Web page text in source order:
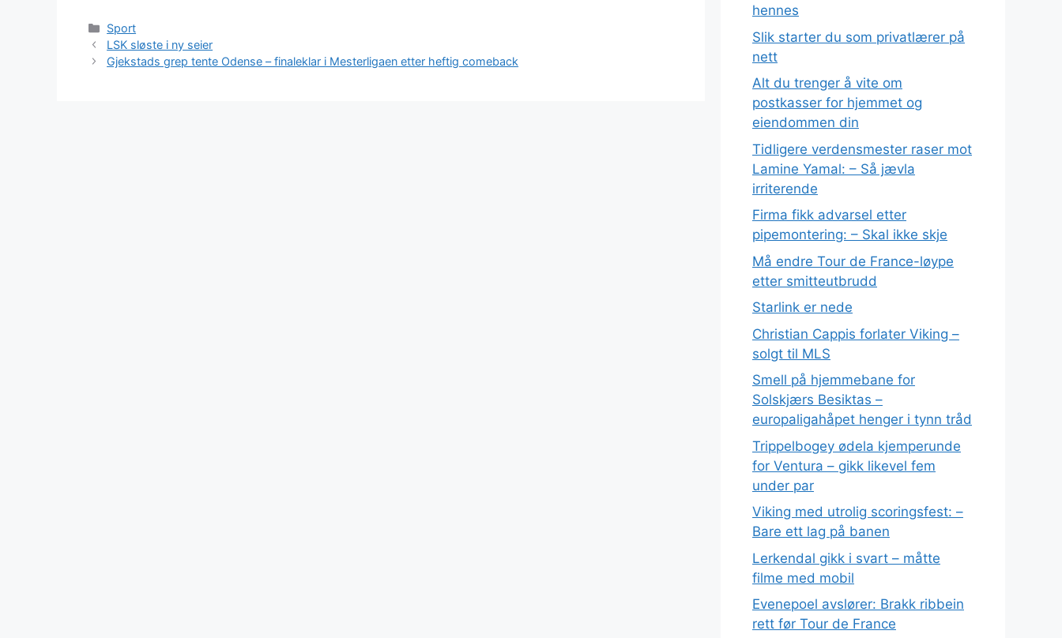
Kategorier
Sport
LSK sløste i ny seier
Gjekstads grep tente Odense – finaleklar i Mesterligaen etter heftig comeback
hennes
Slik starter du som privatlærer på
nett
Alt du trenger å vite om
postkasser for hjemmet og
eiendommen din
Tidligere verdensmester raser mot
Lamine Yamal: – Så jævla
irriterende
Firma fikk advarsel etter
pipemontering: – Skal ikke skje
Må endre Tour de France-løype
etter smitteutbrudd
Starlink er nede
Christian Cappis forlater Viking –
solgt til MLS
Smell på hjemmebane for
Solskjærs Besiktas –
europaligahåpet henger i tynn tråd
Trippelbogey ødela kjemperunde
for Ventura – gikk likevel fem
under par
Viking med utrolig scoringsfest: –
Bare ett lag på banen
Lerkendal gikk i svart – måtte
filme med mobil
Evenepoel avslører: Brakk ribbein
rett før Tour de France